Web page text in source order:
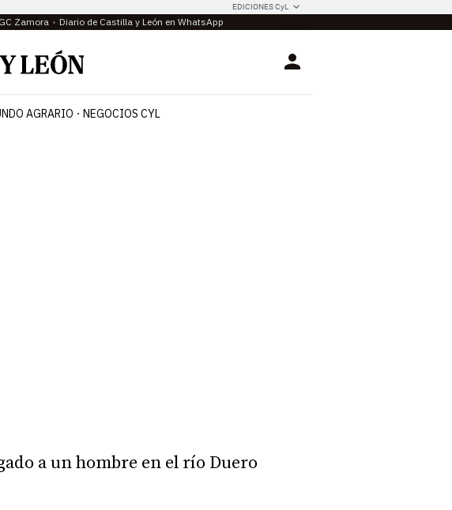
EDICIONES CyL
Zamora Diario de Castilla y León en WhatsApp
Login
AGRARIO NEGOCIOS CYL
a un hombre en el río Duero